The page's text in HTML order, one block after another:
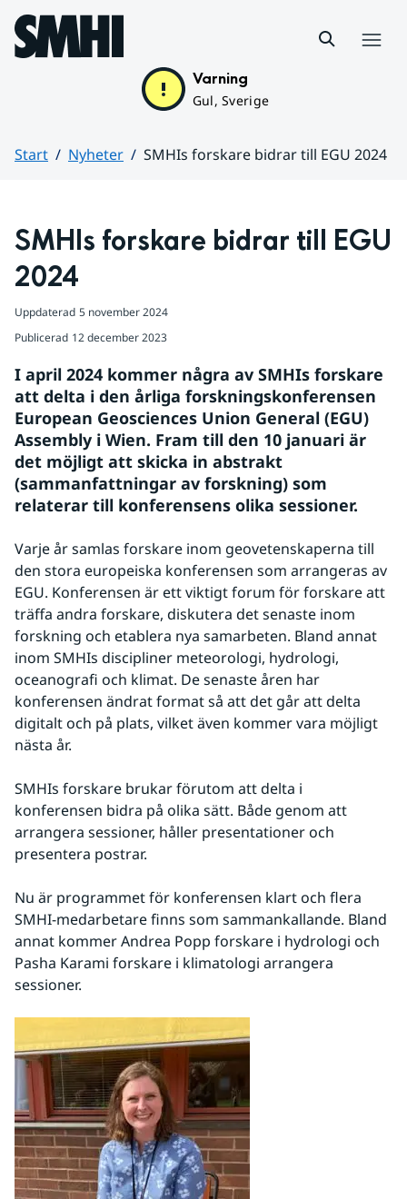
Hoppa till sidans innehåll
Varning
Gul, Sverige
Start Nyheter
SMHIs forskare bidrar till EGU 2024
SMHIs forskare bidrar till EGU
2024
Uppdaterad 5 november 2024
Publicerad 12 december 2023
I april 2024 kommer några av SMHIs forskare
att delta i den årliga forskningskonferensen
European Geosciences Union General (EGU)
Assembly i Wien. Fram till den 10 januari är
det möjligt att skicka in abstrakt
(sammanfattningar av forskning) som
relaterar till konferensens olika sessioner.
Varje år samlas forskare inom geovetenskaperna till
den stora europeiska konferensen som arrangeras av
EGU. Konferensen är ett viktigt forum för forskare att
träffa andra forskare, diskutera det senaste inom
forskning och etablera nya samarbeten. Bland annat
inom SMHIs discipliner meteorologi, hydrologi,
oceanografi och klimat. De senaste åren har
konferensen ändrat format så att det går att delta
digitalt och på plats, vilket även kommer vara möjligt
nästa år.
SMHIs forskare brukar förutom att delta i
konferensen bidra på olika sätt. Både genom att
arrangera sessioner, håller presentationer och
presentera postrar.
Nu är programmet för konferensen klart och flera
SMHI-medarbetare finns som sammankallande. Bland
annat kommer Andrea Popp forskare i hydrologi och
Pasha Karami forskare i klimatologi arrangera
sessioner.